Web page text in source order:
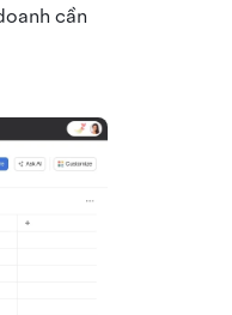
cần